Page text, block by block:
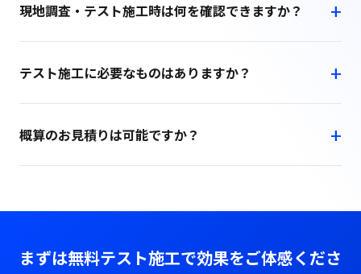
現地調査・テスト施工時は何を確認できますか？
テスト施工に必要なものはありますか？
概算のお見積りは可能ですか？
まずは無料テスト施工で効果をご体感くださ